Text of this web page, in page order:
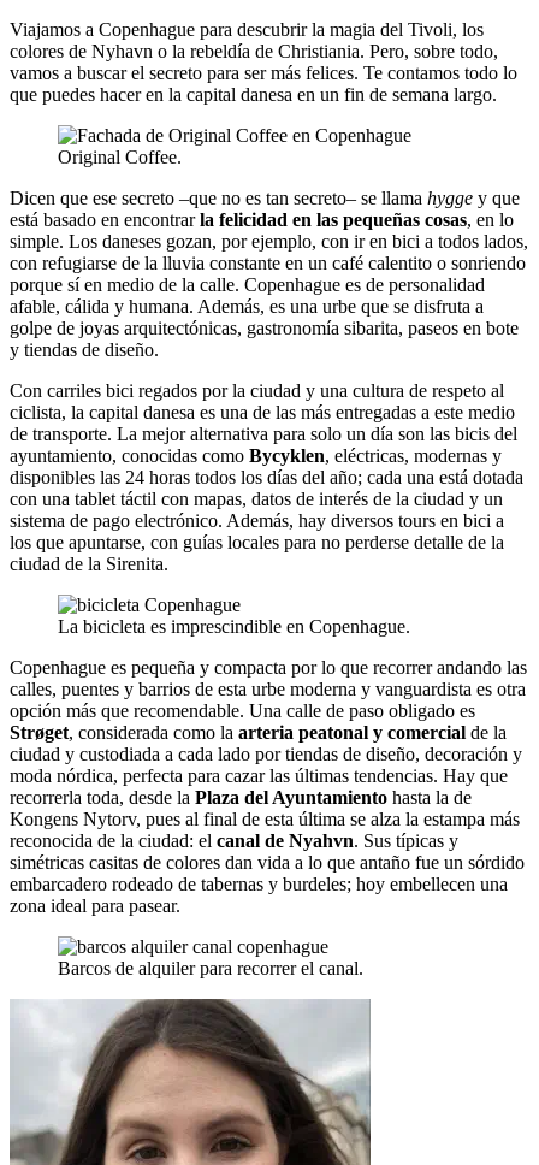
Viajamos a Copenhague para descubrir la magia del Tivoli, los
colores de Nyhavn o la rebeldía de Christiania. Pero, sobre todo,
vamos a buscar el secreto para ser más felices. Te contamos todo lo
que puedes hacer en la capital danesa en un fin de semana largo.
Original Coffee.
Dicen que ese secreto –que no es tan secreto– se llama hygge y que
está basado en encontrarla felicidad en las pequeñas cosas, en lo
simple. Los daneses gozan, por ejemplo, con ir en bici a todos lados,
con refugiarse de la lluvia constante en un café calentito o sonriendo
porque sí en medio de la calle. Copenhague es de personalidad
afable, cálida y humana. Además, es una urbe que se disfruta a
golpe de joyas arquitectónicas, gastronomía sibarita, paseos en bote
y tiendas de diseño.
Con carriles bici regados por la ciudad y una cultura de respeto al
ciclista, la capital danesa es una de las más entregadas a este medio
de transporte. La mejor alternativa para solo un día son las bicis del
ayuntamiento, conocidas como Bycyklen, eléctricas, modernas y
disponibles las 24 horas todos los días del año; cada una está dotada
con una tablet táctil con mapas, datos de interés de la ciudad y un
sistema de pago electrónico. Además, hay diversos tours en bici a
los que apuntarse, con guías locales para no perderse detalle de la
ciudad de la Sirenita.
La bicicleta es imprescindible en Copenhague.
Copenhague es pequeña y compacta por lo que recorrer andando las
calles, puentes y barrios de esta urbe moderna y vanguardista es otra
opción más que recomendable. Una calle de paso obligado es
Strøget, considerada como la arteria peatonal y comercial de la
ciudad y custodiada a cada lado por tiendas de diseño, decoración y
moda nórdica, perfecta para cazar las últimas tendencias. Hay que
recorrerla toda, desde la Plaza del Ayuntamiento hasta la de
Kongens Nytorv, pues al final de esta última se alza la estampa más
reconocida de la ciudad: el canal de Nyahvn. Sus típicas y
simétricas casitas de colores dan vida a lo que antaño fue un sórdido
embarcadero rodeado de tabernas y burdeles; hoy embellecen una
zona ideal para pasear.
Barcos de alquiler para recorrer el canal.